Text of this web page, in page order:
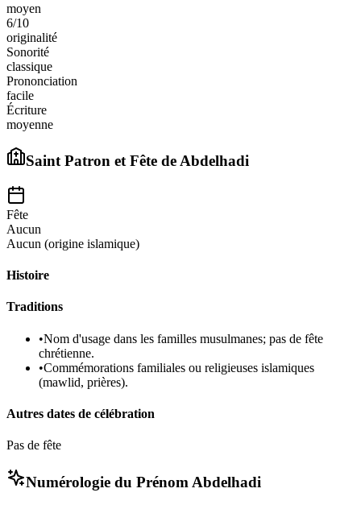
moyen
6/10
originalité
Sonorité
classique
Prononciation
facile
Écriture
moyenne
Saint Patron et Fête deAbdelhadi
Fête
Aucun
Aucun (origine islamique)
Histoire
Traditions
•Nom d'usage dans les familles musulmanes; pas de fête
chrétienne.
•Commémorations familiales ou religieuses islamiques
(mawlid, prières).
Autres dates de célébration
Pas de fête
Numérologie du Prénom Abdelhadi